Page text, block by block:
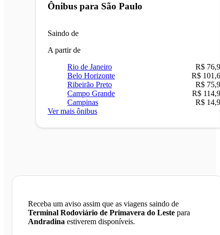
Ônibus para São Paulo
Saindo de
A partir de
Rio de Janeiro
R$
Belo Horizonte
R$
Ribeirão Preto
R$
Campo Grande
R$
Campinas
R$
Ver mais ônibus
Receba um aviso assim que as viagens saindo de
Terminal Rodoviário de Primavera do Leste para
Andradina estiverem disponíveis.